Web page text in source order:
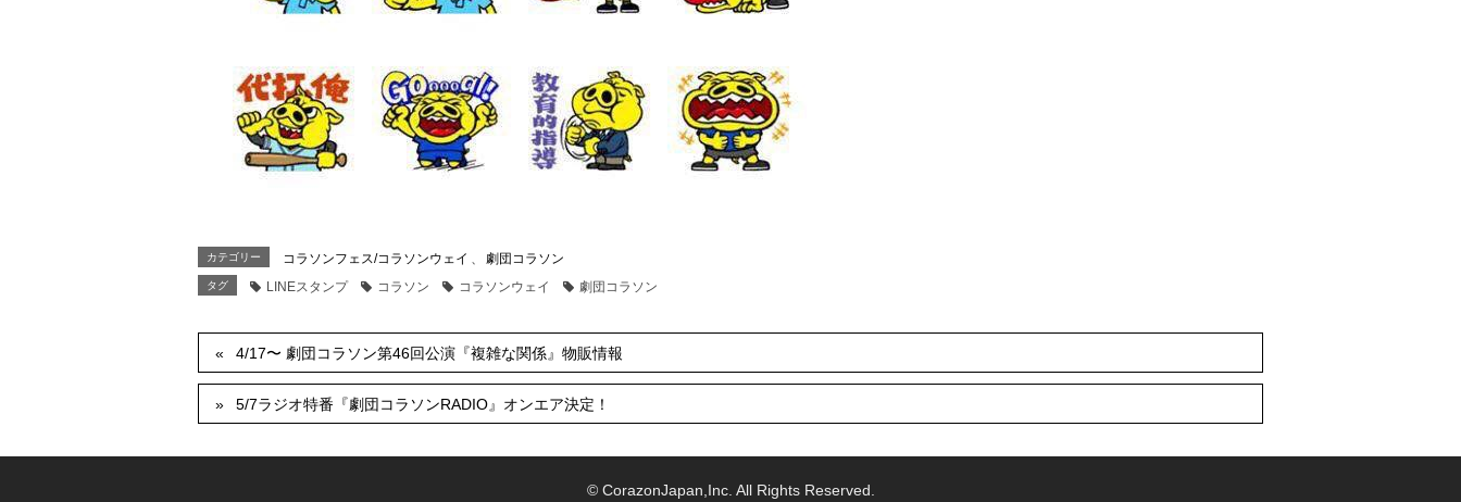
カテゴリー コラソンフェス/コラソンウェイ 、 劇団コラソン
タグ LINEスタンプ コラソン コラソンウェイ 劇団コラソン
4/17〜 劇団コラソン第46回公演『複雑な関係』物販情報
5/7ラジオ特番『劇団コラソンRADIO』オンエア決定！
© CorazonJapan,Inc. All Rights Reserved.